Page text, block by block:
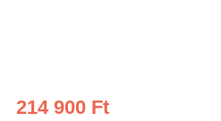
214 900 Ft